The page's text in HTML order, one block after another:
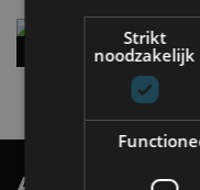
4 aug
AutoRAI.nl TV
Strikt
noodzakelijk